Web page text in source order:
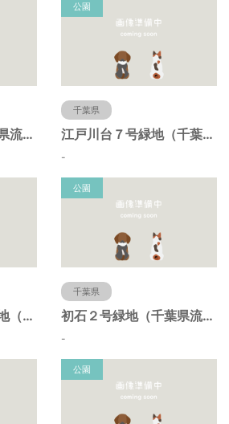
初石１号緑地（千葉県流山市）
公園
千葉県
江戸川台７号緑地（千葉県流山市）
-
江戸川台西４丁目緑地（千葉県流山市）
公園
千葉県
初石２号緑地（千葉県流山市）
-
公園